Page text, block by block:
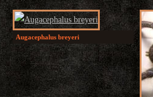
Augacephalus breyeri